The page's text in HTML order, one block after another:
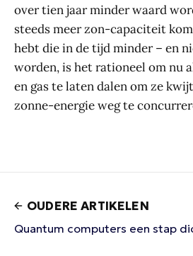
over tien jaar minder waard
steeds meer zon-capaciteit
hebt die in de tijd minder – en
worden, is het rationeel om nu
en gas te laten dalen om ze
zonne-energie weg te
OUDERE ARTIKELEN
Quantum computers een stap